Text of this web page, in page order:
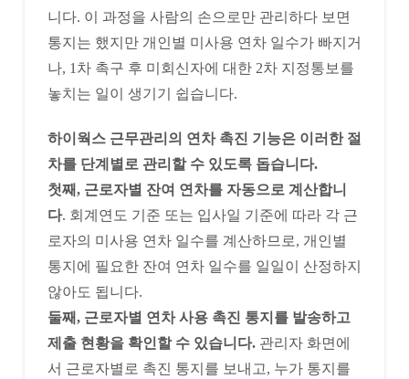
니다. 이 과정을 사람의 손으로만 관리하다 보면
통지는 했지만 개인별 미사용 연차 일수가 빠지거
나, 1차 촉구 후 미회신자에 대한 2차 지정통보를
놓치는 일이 생기기 쉽습니다.
하이웍스 근무관리의 연차 촉진 기능은 이러한 절
차를 단계별로 관리할 수 있도록 돕습니다.
첫째, 근로자별 잔여 연차를 자동으로 계산합니
다. 회계연도 기준 또는 입사일 기준에 따라 각 근
로자의 미사용 연차 일수를 계산하므로, 개인별
통지에 필요한 잔여 연차 일수를 일일이 산정하지
않아도 됩니다.
둘째, 근로자별 연차 사용 촉진 통지를 발송하고
제출 현황을 확인할 수 있습니다.관리자 화면에
서 근로자별로 촉진 통지를 보내고, 누가 통지를